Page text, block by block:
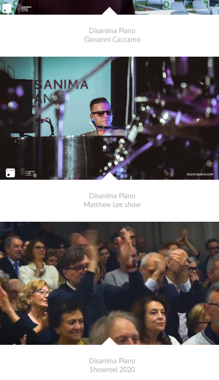
Disanima Piano
Giovanni Caccamo
Disanima Piano
Matthew Lee show
Disanima Piano
Showreel 2020